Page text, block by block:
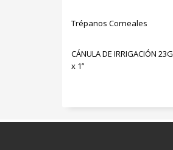
Trépanos Corneales
CÁNULA DE IRRIGACIÓN 23G
x 1’’